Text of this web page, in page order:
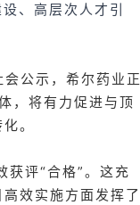
、高层次人才引
公示，希尔药业正
，将有力促进与顶
。
评“合格”。这充
效实施方面发挥了